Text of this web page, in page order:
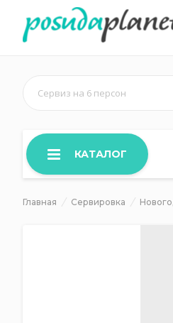
Сервиз на 6 персон
КАТАЛОГ
Главная Сервировка